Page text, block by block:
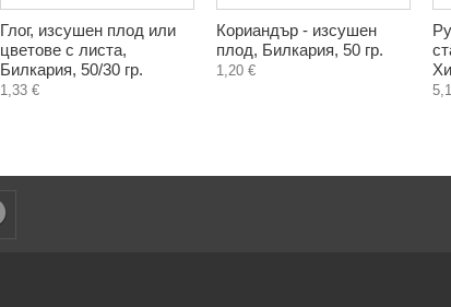
Глог, изсушен плод или
цветове с листа,
Билкария, 50/30 гр.
1,33 €
Кориандър - изсушен
плод, Билкария, 50 гр.
1,20 €